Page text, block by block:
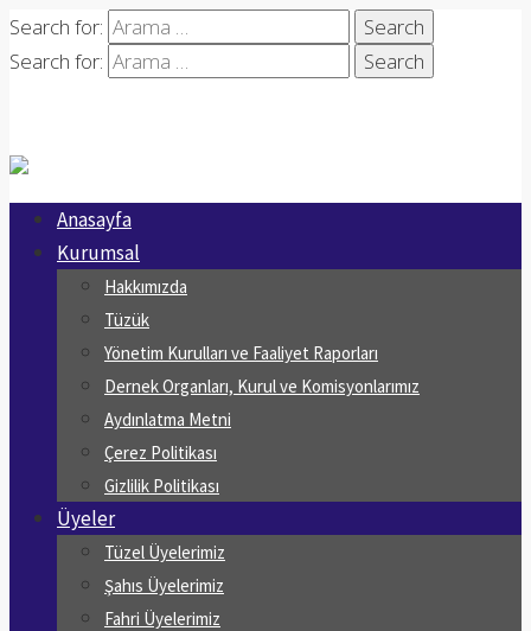
Search for:
Search for:
Anasayfa
Kurumsal
Hakkımızda
Tüzük
Yönetim Kurulları ve Faaliyet Raporları
Dernek Organları, Kurul ve Komisyonlarımız
Aydınlatma Metni
Çerez Politikası
Gizlilik Politikası
Üyeler
Tüzel Üyelerimiz
Şahıs Üyelerimiz
Fahri Üyelerimiz